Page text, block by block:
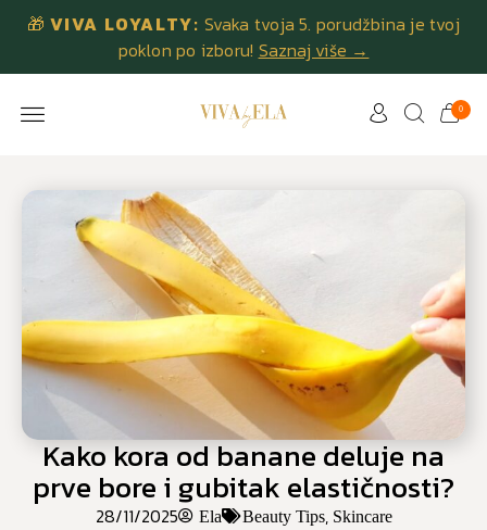
🎁 VIVA LOYALTY: Svaka tvoja 5. porudžbina je tvoj
poklon po izboru! Saznaj više →
0
Kako kora od banane deluje na
prve bore i gubitak elastičnosti?
28/11/2025 Ela Beauty Tips, Skincare